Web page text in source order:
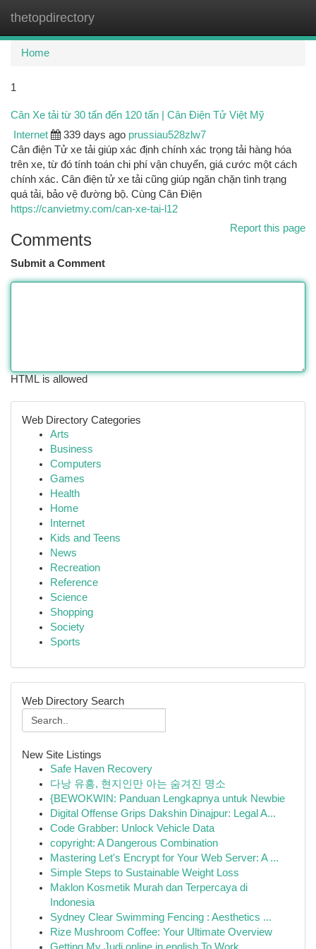
thetopdirectory
Home
1
Cân Xe tải từ 30 tấn đến 120 tấn | Cân Điện Tử Việt Mỹ
Internet 339 days ago prussiau528zlw7
Cân điện Tử xe tải giúp xác định chính xác trọng tải hàng hóa
trên xe, từ đó tính toán chi phí vận chuyển, giá cước một cách
chính xác. Cân điện tử xe tải cũng giúp ngăn chặn tình trạng
quá tải, bảo vệ đường bộ. Cùng Cân Điện
https://canvietmy.com/can-xe-tai-l12
Report this page
Comments
Submit a Comment
HTML is allowed
Web Directory Categories
Arts
Business
Computers
Games
Health
Home
Internet
Kids and Teens
News
Recreation
Reference
Science
Shopping
Society
Sports
Web Directory Search
New Site Listings
Safe Haven Recovery
다낭 유흥, 현지인만 아는 숨겨진 명소
{BEWOKWIN: Panduan Lengkapnya untuk Newbie
Digital Offense Grips Dakshin Dinajpur: Legal A...
Code Grabber: Unlock Vehicle Data
copyright: A Dangerous Combination
Mastering Let's Encrypt for Your Web Server: A ...
Simple Steps to Sustainable Weight Loss
Maklon Kosmetik Murah dan Terpercaya di
Indonesia
Sydney Clear Swimming Fencing : Aesthetics ...
Rize Mushroom Coffee: Your Ultimate Overview